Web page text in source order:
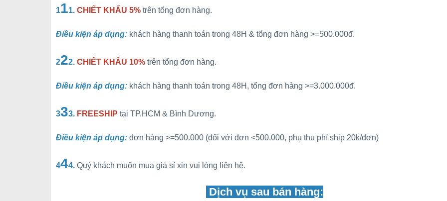
111. CHIẾT KHẤU 5% trên tổng đơn hàng.
Điều kiện áp dụng: khách hàng thanh toán trong 48H & tổng đơn hàng >=500.000đ.
222. CHIẾT KHẤU 10% trên tổng đơn hàng.
Điều kiện áp dụng: khách hàng thanh toán trong 48H, tổng đơn hàng >=3.000.000đ.
333. FREESHIP tại TP.HCM & Bình Dương.
Điều kiện áp dụng: đơn hàng >=500.000 (đối với đơn <500.000, phụ thu phí ship 20k/đơn)
444. Quý khách muốn mua giá sỉ xin vui lòng liên hệ.
Dịch vụ sau bán hàng: